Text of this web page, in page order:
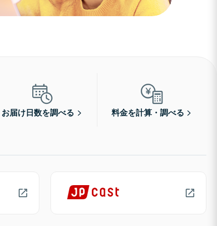
お届け日数を調べる 料金を計算・調べる